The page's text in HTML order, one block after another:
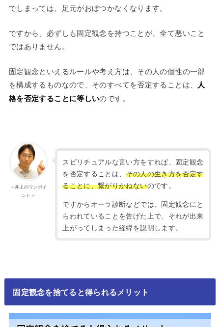
でしまっては、足元がおぼつかなくなります。
ですから、必ずしも固定観念を持つことが、全て悪いこと
ではありません。
固定観念といえるルールや考え方は、その人の個性の一部
を構成するものなので、そのすべてを否定することは、 人
格を否定することに等しいのです。
＜井上のワンポイ
ント＞
スピリチュアルな言い方をすれば、固定観念
を否定することは、 その人の生き方を否定す
ることに、繋がりかねないのです。
ですからオーラ診断などでは、固定観念にと
らわれていることを告げた上で、それが出来
上がってしまった経緯を説明します。
固定観念を捨てると得られるメリット